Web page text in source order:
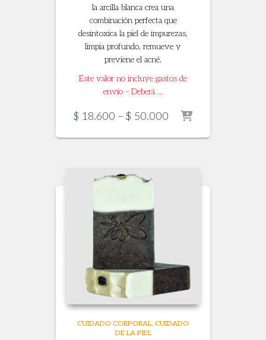
la arcilla blanca crea una
combinación perfecta que
desintoxica la piel de impurezas,
limpia profundo, remueve y
previene el acné.
Este valor no incluye gastos de
envío – Deberá …
$ 18.600 – $ 50.000 Price
$ 18.600
$ 50.000
CUIDADO CORPORAL CUIDADO
DE LA PIEL